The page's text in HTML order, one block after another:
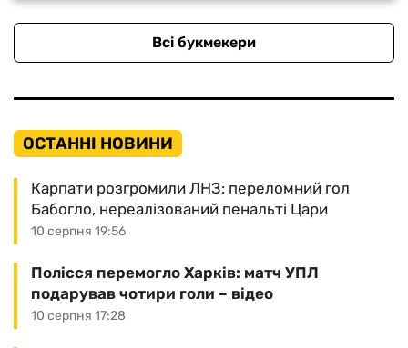
Всі букмекери
ОСТАННІ НОВИНИ
10 серпня 19:56
Карпати розгромили ЛНЗ: переломний гол
Бабогло, нереалізований пенальті Цари
10 серпня 17:28
Полісся перемогло Харків: матч УПЛ
подарував чотири голи – відео